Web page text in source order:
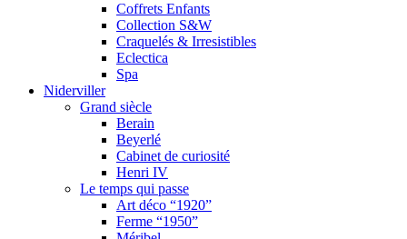
Coffrets Enfants
Collection S&W
Craquelés & Irresistibles
Eclectica
Spa
Niderviller
Grand siècle
Berain
Beyerlé
Cabinet de curiosité
Henri IV
Le temps qui passe
Art déco “1920”
Ferme “1950”